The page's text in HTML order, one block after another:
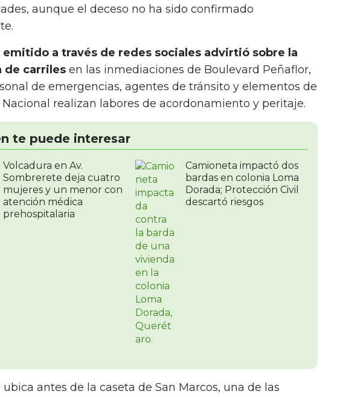
aunque el deceso no ha sido confirmado
emitido a través de redes sociales advirtió sobre la
de carriles en las inmediaciones de Boulevard Peñaflor,
de emergencias, agentes de tránsito y elementos de
Nacional realizan labores de acordonamiento y peritaje.
te puede interesar
Volcadura en Av.
Sombrerete deja cuatro
mujeres y un menor con
atención médica
prehospitalaria
Camioneta impactó dos
bardas en colonia Loma
Dorada; Protección Civil
descartó riesgos
ubica antes de la caseta de San Marcos, una de las